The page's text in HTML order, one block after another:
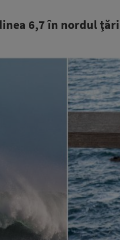
6,7 în nordul